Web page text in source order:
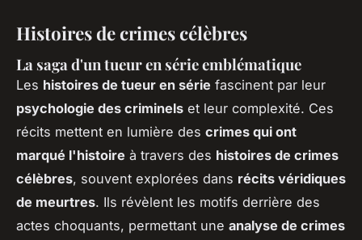
Histoires de crimes célèbres
La saga d'un tueur en série emblématique
Les histoires de tueur en série fascinent par leur
psychologie des criminels et leur complexité. Ces
récits mettent en lumière des crimes qui ont
marqué l'histoire à travers des histoires de crimes
célèbres, souvent explorées dans récits véridiques
de meurtres. Ils révèlent les motifs derrière des
actes choquants, permettant une analyse de crimes